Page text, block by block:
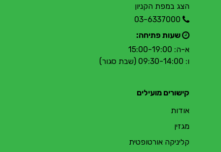
הצג במפת הקניון
03-6337000
שעות פתיחה:
א-ה: 15:00-19:00
ו: 09:30-14:00 (שבת סגור)
קישורים מועילים
אודות
מגזין
קליניקה אורטופטית